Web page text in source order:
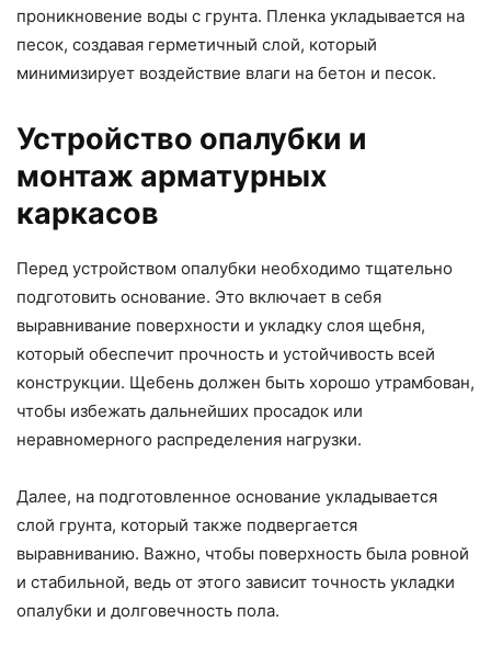
проникновение воды с грунта. Пленка укладывается на
песок, создавая герметичный слой, который
минимизирует воздействие влаги на бетон и песок.
Устройство опалубки и
монтаж арматурных
каркасов
Перед устройством опалубки необходимо тщательно
подготовить основание. Это включает в себя
выравнивание поверхности и укладку слоя щебня,
который обеспечит прочность и устойчивость всей
конструкции. Щебень должен быть хорошо утрамбован,
чтобы избежать дальнейших просадок или
неравномерного распределения нагрузки.
Далее, на подготовленное основание укладывается
слой грунта, который также подвергается
выравниванию. Важно, чтобы поверхность была ровной
и стабильной, ведь от этого зависит точность укладки
опалубки и долговечность пола.